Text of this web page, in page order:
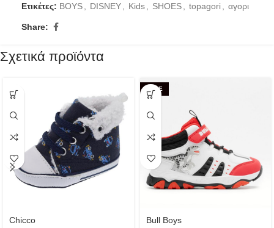
Ετικέτες: BOYS DISNEY Kids SHOES topagori αγορι
Share:
Σχετικά προϊόντα
Chicco
SALE
Bull Boys